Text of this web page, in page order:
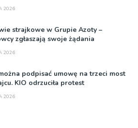
2026
strajkowe w Grupie Azoty –
zgłaszają swoje żądania
2026
podpisać umowę na trzeci most
KIO odrzuciła protest
2026